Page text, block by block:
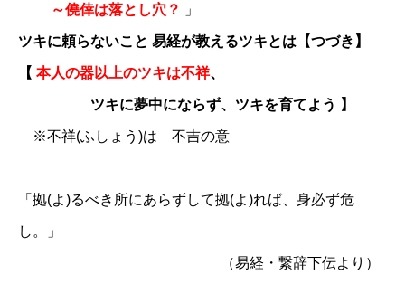
～僥倖は落とし穴？ 」
ツキに頼らないこと 易経が教えるツキとは【つづき】
【 本人の器以上のツキは不祥、
ツキに夢中にならず、ツキを育てよう 】
※不祥(ふしょう)は 不吉の意
「拠(よ)るべき所にあらずして拠(よ)れば、身必ず危
し。」
（易経・繋辞下伝より）